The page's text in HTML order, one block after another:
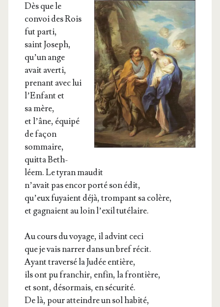
Dès que le
convoi des Rois
fut parti,
saint Joseph,
qu’un ange
avait averti,
pre­nant avec lui
l’Enfant et
sa mère,
et l’âne, équi­pé
de façon
sommaire,
quit­ta Beth­
léem. Le tyran maudit
n’avait pas encor por­té son édit,
qu’eux fuyaient déjà, trom­pant sa colère,
et gagnaient au loin l’exil tutélaire.
Au cours du voyage, il advint ceci
que je vais nar­rer dans un bref récit.
Ayant tra­ver­sé la Judée entière,
ils ont pu fran­chir, enfin, la frontière,
et sont, désor­mais, en sécurité.
De là, pour atteindre un sol habité,